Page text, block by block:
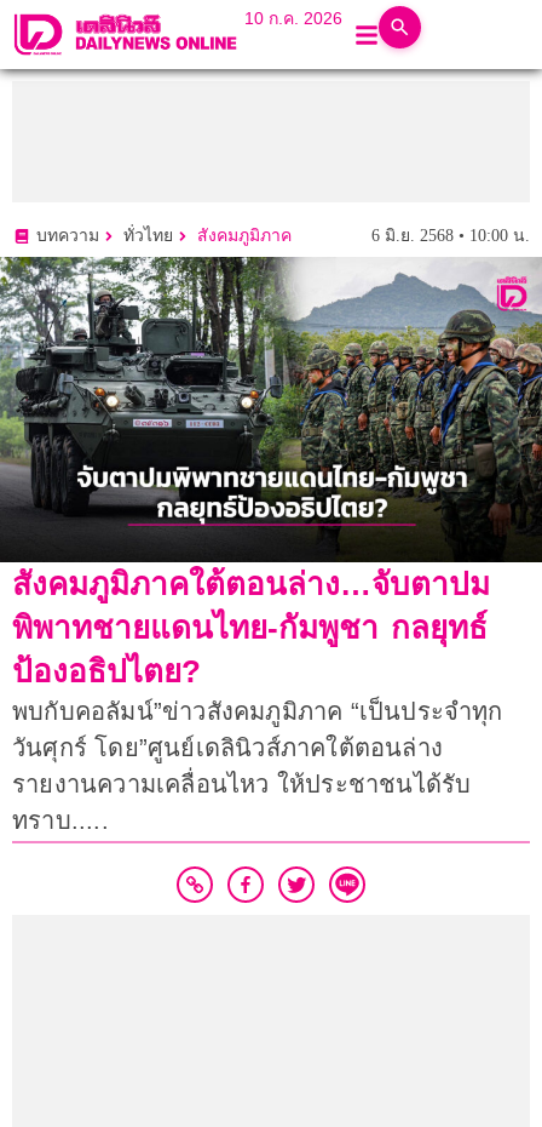
10 ก.ค. 2026
บทความ ทั่วไทย สังคมภูมิภาค 6 มิ.ย. 2568 • 10:00 น.
สังคมภูมิภาคใต้ตอนล่าง…จับตาปม
พิพาทชายแดนไทย-กัมพูชา กลยุทธ์
ป้องอธิปไตย?
พบกับคอลัมน์”ข่าวสังคมภูมิภาค “เป็นประจำทุก
วันศุกร์ โดย”ศูนย์เดลินิวส์ภาคใต้ตอนล่าง
รายงานความเคลื่อนไหว ให้ประชาชนได้รับ
ทราบ.....